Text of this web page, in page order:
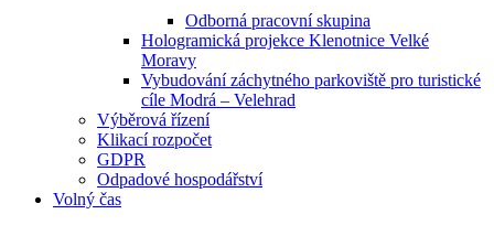
Odborná pracovní skupina
Hologramická projekce Klenotnice Velké
Moravy
Vybudování záchytného parkoviště pro turistické
cíle Modrá – Velehrad
Výběrová řízení
Klikací rozpočet
GDPR
Odpadové hospodářství
Volný čas